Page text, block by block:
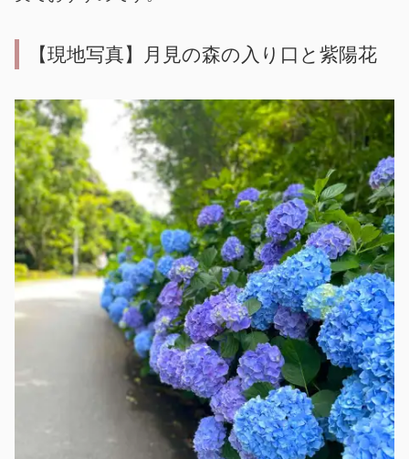
【現地写真】月見の森の入り口と紫陽花